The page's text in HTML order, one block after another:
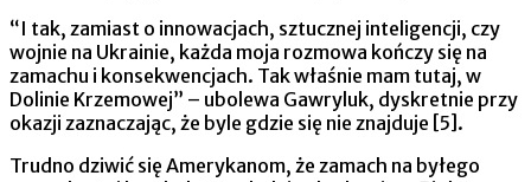
“I tak, zamiast o innowacjach, sztucznej inteligencji, czy
wojnie na Ukrainie, każda moja rozmowa kończy się na
zamachu i konsekwencjach. Tak właśnie mam tutaj, w
Dolinie Krzemowej” – ubolewa Gawryluk, dyskretnie przy
okazji zaznaczając, że byle gdzie się nie znajduje [5].
Trudno dziwić się Amerykanom, że zamach na byłego